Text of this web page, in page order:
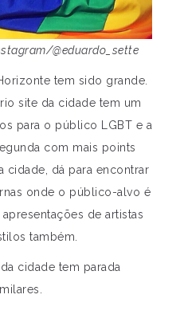
@eduardo_sette
tem sido grande.
site da cidade tem um
para o público LGBT e a
com mais points
cidade, dá para encontrar
onde o público-alvo é
de artistas
também.
cidade tem parada